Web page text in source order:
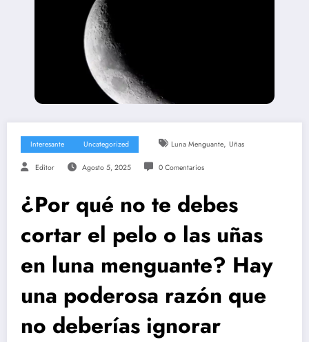
Interesante Uncategorized Luna Menguante, Uñas
Editor Agosto 5, 2025 0 Comentarios
¿Por qué no te debes
cortar el pelo o las uñas
en luna menguante? Hay
una poderosa razón que
no deberías ignorar